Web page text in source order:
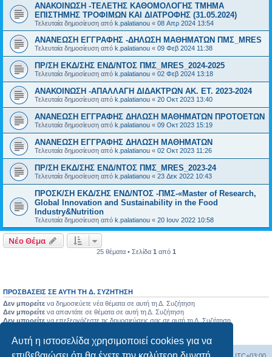
Αυτή η ιστοσελίδα χρησιμοποιεί cookies για να
ΑΝΑΚΟΙΝΩΣΗ -ΤΕΛΕΤΗΣ ΚΑΘΟΜΟΛΟΓΗΣ ΤΜΗΜΑ
ΕΠΙΣΤΗΜΗΣ ΤΡΟΦΙΜΩΝ ΚΑΙ ΔΙΑΤΡΟΦΗΣ (31.05.2024)
Τελευταία δημοσίευση από k.palatianou « 08 Απρ 2024 13:54
ΑΝΑΝΕΩΣΗ ΕΓΓΡΑΦΗΣ -ΔΗΛΩΣΗ ΜΑΘΗΜΑΤΩΝ ΠΜΣ_MRES
Τελευταία δημοσίευση από k.palatianou « 09 Φεβ 2024 11:38
ΠΡ/ΣΗ ΕΚΔ/ΣΗΣ ΕΝΔ/ΝΤΟΣ ΠΜΣ_MRES_2024-2025
Τελευταία δημοσίευση από k.palatianou « 02 Φεβ 2024 13:18
ΑΝΑΚΟΙΝΩΣΗ -ΑΠΑΛΛΑΓΗ ΔΙΔΑΚΤΡΩΝ ΑΚ. ΕΤ. 2023-2024
Τελευταία δημοσίευση από k.palatianou « 20 Οκτ 2023 13:40
ΑΝΑΝΕΩΣΗ ΕΓΓΡΑΦΗΣ ΔΗΛΩΣΗ ΜΑΘΗΜΑΤΩΝ ΠΡΟΤΟΕΤΩΝ
Τελευταία δημοσίευση από k.palatianou « 09 Οκτ 2023 15:19
ΑΝΑΝΕΩΣΗ ΕΓΓΡΑΦΗΣ ΔΗΛΩΣΗ ΜΑΘΗΜΑΤΩΝ
Τελευταία δημοσίευση από k.palatianou « 02 Οκτ 2023 11:26
ΠΡ/ΣΗ ΕΚΔ/ΣΗΣ ΕΝΔ/ΝΤΟΣ ΠΜΣ_MRES_2023-24
Τελευταία δημοσίευση από k.palatianou « 23 Δεκ 2022 10:43
ΠΡΟΣΚ/ΣΗ ΕΚΔ/ΣΗΣ ΕΝΔ/ΝΤΟΣ -ΠΜΣ-«Master of Research,
Global Innovation and Sustainability in the Food
Industry&Nutrition
Τελευταία δημοσίευση από k.palatianou « 20 Ιουν 2022 10:58
Νέο Θέμα
25 θέματα • Σελίδα 1 από 1
ΠΡΟΣΒΆΣΕΙΣ ΣΕ ΑΥΤΉ ΤΗ Δ. ΣΥΖΉΤΗΣΗ
Δεν μπορείτε να δημοσιεύετε νέα θέματα σε αυτή τη Δ. Συζήτηση
Δεν μπορείτε να απαντάτε σε θέματα σε αυτή τη Δ. Συζήτηση
Δεν μπορείτε να επεξεργάζεστε τις δημοσιεύσεις σας σε αυτή τη Δ. Συζήτηση
Δεν μπορείτε να επισυνάπτετε αρχεία σε αυτή τη Δ. Συζήτηση